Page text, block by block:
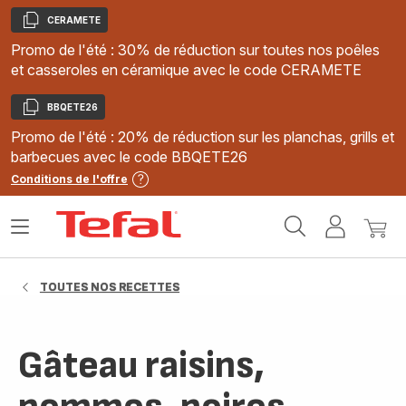
Copier
CERAMETE
Promo de l'été : 30% de réduction sur toutes nos poêles
et casseroles en céramique avec le code CERAMETE
Copier
BBQETE26
Promo de l'été : 20% de réduction sur les planchas, grills et
barbecues avec le code BBQETE26
Conditions de l'offre
MonMon
Ouvrir
TOUTES NOS RECETTES
Gâteau raisins,